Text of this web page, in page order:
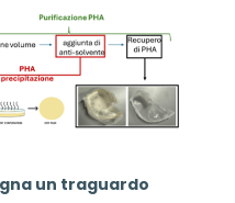
un traguardo